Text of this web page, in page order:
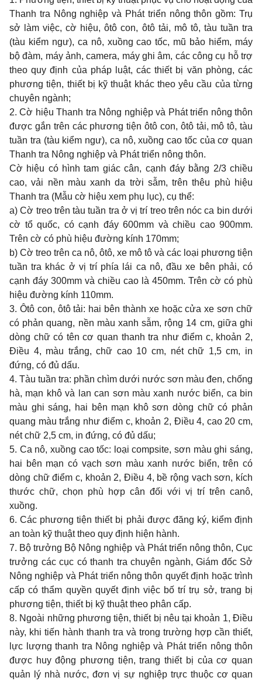
Thanh tra Nông nghiệp và Phát triển nông thôn gồm: Trụ
sở làm việc, cờ hiệu, ôtô con, ôtô tải, mô tô, tàu tuần tra
(tàu kiểm ngư), ca nô, xuồng cao tốc, mũ bảo hiểm, máy
bộ đàm, máy ảnh, camera, máy ghi âm, các công cụ hỗ trợ
theo quy định của pháp luật, các thiết bị văn phòng, các
phương tiện, thiết bị kỹ thuật khác theo yêu cầu của từng
chuyên ngành;
2. Cờ hiệu Thanh tra Nông nghiệp và Phát triển nông thôn
được gắn trên các phương tiện ôtô con, ôtô tải, mô tô, tàu
tuần tra (tàu kiểm ngư), ca nô, xuồng cao tốc của cơ quan
Thanh tra Nông nghiệp và Phát triển nông thôn.
Cờ hiệu có hình tam giác cân, cạnh đáy bằng 2/3 chiều
cao, vải nền màu xanh da trời sẫm, trên thêu phù hiệu
Thanh tra (Mẫu cờ hiệu xem phụ lục), cụ thể:
a) Cờ treo trên tàu tuần tra ở vị trí treo trên nóc ca bin dưới
cờ tổ quốc, có cạnh đáy 600mm và chiều cao 900mm.
Trên cờ có phù hiệu đường kính 170mm;
b) Cờ treo trên ca nô, ôtô, xe mô tô và các loại phương tiện
tuần tra khác ở vị trí phía lái ca nô, đầu xe bên phải, có
cạnh đáy 300mm và chiều cao là 450mm. Trên cờ có phù
hiệu đường kính 110mm.
3. Ôtô con, ôtô tải: hai bên thành xe hoặc cửa xe sơn chữ
có phản quang, nền màu xanh sẫm, rộng 14 cm, giữa ghi
dòng chữ có tên cơ quan thanh tra như điểm c, khoản 2,
Điều 4, màu trắng, chữ cao 10 cm, nét chữ 1,5 cm, in
đứng, có đủ dấu.
4. Tàu tuần tra: phần chìm dưới nước sơn màu đen, chống
hà, mạn khô và lan can sơn màu xanh nước biển, ca bin
màu ghi sáng, hai bên mạn khô sơn dòng chữ có phản
quang màu trắng như điểm c, khoản 2, Điều 4, cao 20 cm,
nét chữ 2,5 cm, in đứng, có đủ dấu;
5. Ca nô, xuồng cao tốc: loại compsite, sơn màu ghi sáng,
hai bên mạn có vạch sơn màu xanh nước biển, trên có
dòng chữ điểm c, khoản 2, Điều 4, bề rộng vạch sơn, kích
thước chữ, chọn phù hợp cân đối với vị trí trên canô,
xuồng.
6. Các phương tiện thiết bị phải được đăng ký, kiểm định
an toàn kỹ thuật theo quy định hiện hành.
7. Bộ trưởng Bộ Nông nghiệp và Phát triển nông thôn, Cục
trưởng các cục có thanh tra chuyên ngành, Giám đốc Sở
Nông nghiệp và Phát triển nông thôn quyết định hoặc trình
cấp có thẩm quyền quyết định việc bố trí trụ sở, trang bị
phương tiện, thiết bị kỹ thuật theo phân cấp.
8. Ngoài những phương tiện, thiết bị nêu tại khoản 1, Điều
này, khi tiến hành thanh tra và trong trường hợp cần thiết,
lực lượng thanh tra Nông nghiệp và Phát triển nông thôn
được huy động phương tiện, trang thiết bị của cơ quan
quản lý nhà nước, đơn vị sự nghiệp trực thuộc cơ quan